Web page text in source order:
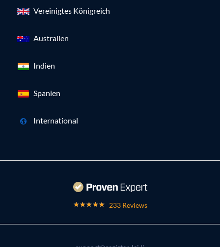
Vereinigtes Königreich
Australien
Indien
Spanien
International
233 Reviews